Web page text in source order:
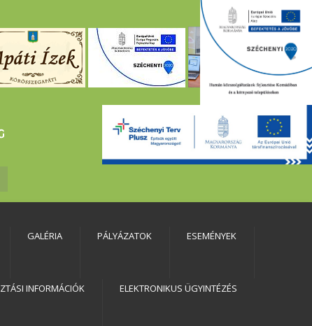
GALÉRIA PÁLYÁZATOK ESEMÉNYEK
INFORMÁCIÓK ELEKTRONIKUS ÜGYINTÉZÉS